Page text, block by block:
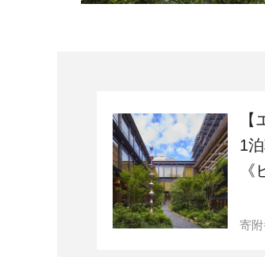
新潟県 南魚
富山県
1
寄